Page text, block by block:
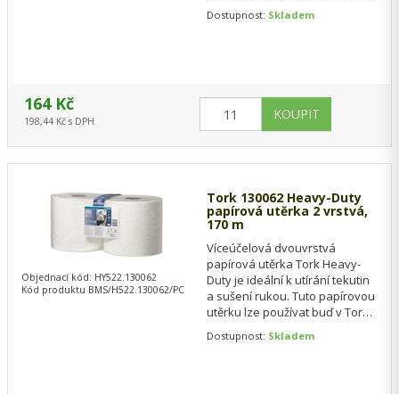
Dostupnost: Skladem
164 Kč
198,44 Kč s DPH
Tork 130062 Heavy-Duty
papírová utěrka 2 vrstvá,
170 m
Víceúčelová dvouvrstvá
papírová utěrka Tork Heavy-
Duty je ideální k utírání tekutin
a sušení rukou. Tuto papírovou
utěrku lze používat buď v Tork
Dostupnost: Skladem
Objednací kód: HY522.130062
Kód produktu BMS/H522.130062/PC